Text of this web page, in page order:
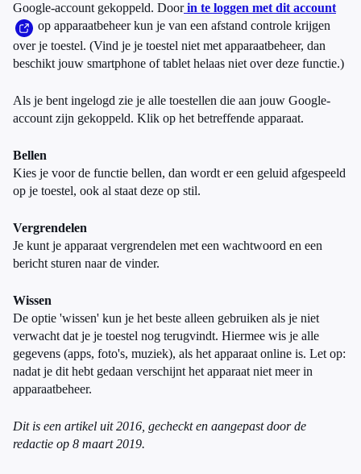
Google-account gekoppeld. Doorin te loggen met dit account
op apparaatbeheer kun je van een afstand controle krijgen
over je toestel. (Vind je je toestel niet met apparaatbeheer, dan
beschikt jouw smartphone of tablet helaas niet over deze functie.)
Als je bent ingelogd zie je alle toestellen die aan jouw Google-
account zijn gekoppeld. Klik op het betreffende apparaat.
Bellen
Kies je voor de functie bellen, dan wordt er een geluid afgespeeld
op je toestel, ook al staat deze op stil.
Vergrendelen
Je kunt je apparaat vergrendelen met een wachtwoord en een
bericht sturen naar de vinder.
Wissen
De optie 'wissen' kun je het beste alleen gebruiken als je niet
verwacht dat je je toestel nog terugvindt. Hiermee wis je alle
gegevens (apps, foto's, muziek), als het apparaat online is. Let op:
nadat je dit hebt gedaan verschijnt het apparaat niet meer in
apparaatbeheer.
Dit is een artikel uit 2016, gecheckt en aangepast door de
redactie op 8 maart 2019.